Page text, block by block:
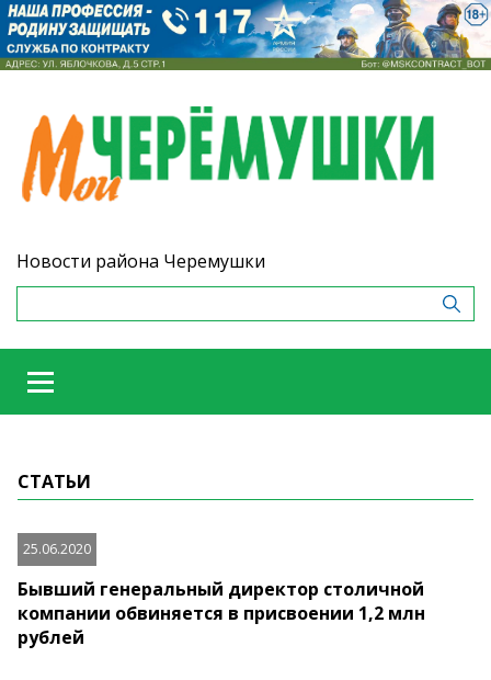
Новости района Черемушки
СТАТЬИ
25.06.2020
Бывший генеральный директор столичной
компании обвиняется в присвоении 1,2 млн
рублей